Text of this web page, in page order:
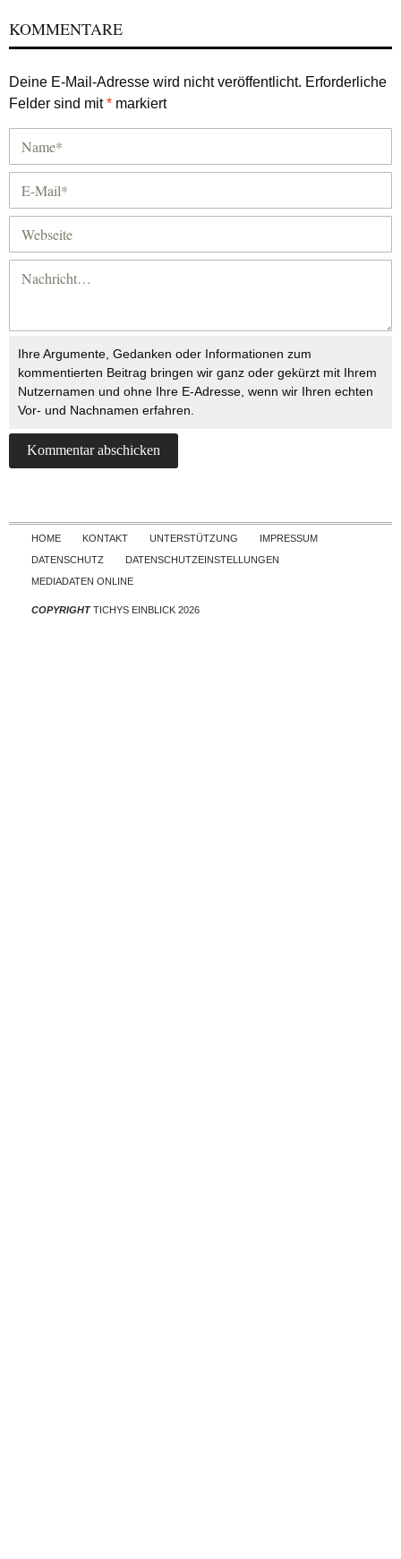
KOMMENTARE
Deine E-Mail-Adresse wird nicht veröffentlicht. Erforderliche
Felder sind mit* markiert
Ihre Argumente, Gedanken oder Informationen zum
kommentierten Beitrag bringen wir ganz oder gekürzt mit Ihrem
Nutzernamen und ohne Ihre E-Adresse, wenn wir Ihren echten
Vor- und Nachnamen erfahren.
Skip to content
HOME KONTAKT UNTERSTÜTZUNG
IMPRESSUM
DATENSCHUTZ
DATENSCHUTZEINSTELLUNGEN
MEDIADATEN ONLINE
COPYRIGHTTICHYS EINBLICK 2026